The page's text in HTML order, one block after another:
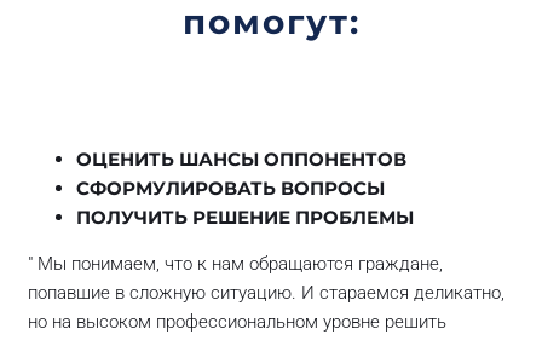
помогут:
ОЦЕНИТЬ ШАНСЫ ОППОНЕНТОВ
СФОРМУЛИРОВАТЬ ВОПРОСЫ
ПОЛУЧИТЬ РЕШЕНИЕ ПРОБЛЕМЫ
" Мы понимаем, что к нам обращаются граждане,
попавшие в сложную ситуацию. И стараемся деликатно,
но на высоком профессиональном уровне решить